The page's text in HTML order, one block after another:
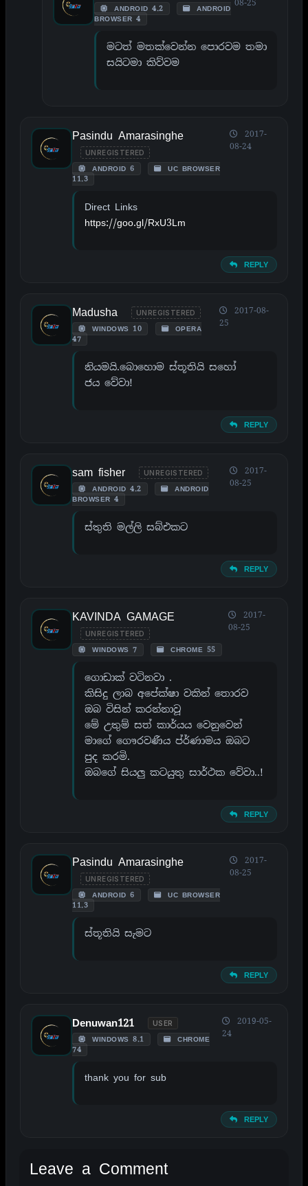
ANDROID 4.2
ANDROID
BROWSER 4
08-25
මටත් මතක්වෙන්න පොරවම තමා
සයිටමා කිව්වම
Pasindu Amarasinghe
UNREGISTERED
ANDROID 6
UC BROWSER
11.3
2017-
08-24
Direct Links
https://goo.gl/RxU3Lm
REPLY
Madusha UNREGISTERED
WINDOWS 10
OPERA
47
2017-08-
25
නියමයි.බොහොම ස්තූතියි සහෝ
ජය වේවා!
REPLY
sam fisher UNREGISTERED
ANDROID 4.2
ANDROID
BROWSER 4
2017-
08-25
ස්තුති මල්ලි සබ්එකට
REPLY
KAVINDA GAMAGE
UNREGISTERED
WINDOWS 7 CHROME 55
2017-
08-25
ගොඩාක් වටිනවා .
කිසිදු ලාබ අපේක්ෂා වකින් තොරව
ඔබ විසින් කරන්නාවූ
මේ උතුම් සත් කාර්යය වෙනුවෙන්
මාගේ ගෞරවණීය ප්ර්ණාමය ඔබට
පුද කරමි.
ඔබගේ සියලු කටයුතු සාර්ථක වේවා..!
REPLY
Pasindu Amarasinghe
UNREGISTERED
ANDROID 6
UC BROWSER
11.3
2017-
08-25
ස්තූතියි සැමට
REPLY
Denuwan121 USER
WINDOWS 8.1
CHROME
74
2019-05-
24
thank you for sub
REPLY
Leave a Comment